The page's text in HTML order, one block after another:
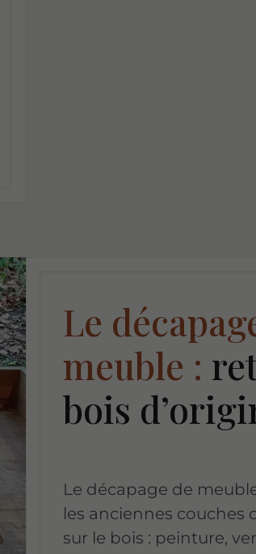
Le
meuble :
bois
Le décapage de
les anciennes couches
sur le bois : peinture,